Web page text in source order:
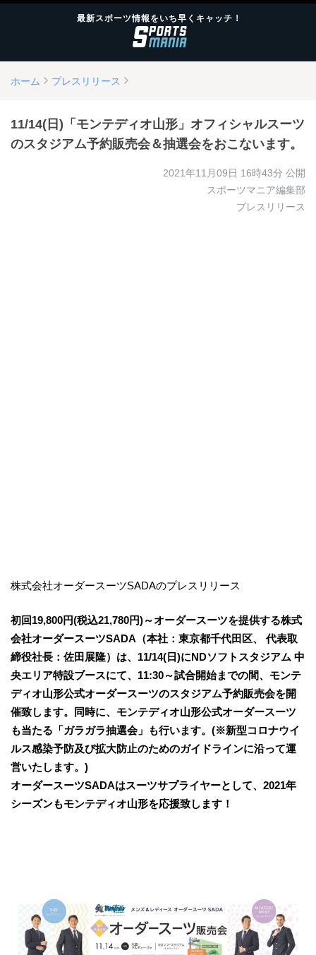
最新スポーツ情報をいち早くキャッチ！
ホーム プレスリリース
11/14(日)「モンテディオ山形」オフィシャルスーツ
のスタジアム予約販売会＆抽選会をおこないます。
2021年11月09日 16時43分 公開
スポーツマニア編集部
プレスリリース
株式会社オーダースーツSADAのプレスリリース
初回19,800円(税込21,780円)～オーダースーツを提供する株式
会社オーダースーツSADA（本社：東京都千代田区、 代表取
締役社長：佐田展隆）は、11/14(日)にNDソフトスタジアム 中
央エリア特設ブースにて、11:30～試合開始までの間、モンテ
ディオ山形公式オーダースーツのスタジアム予約販売会を開
催致します。同時に、モンテディオ山形公式オーダースーツ
も当たる「ガラガラ抽選会」も行います。(※新型コロナウイ
ルス感染予防及び拡大防止のためのガイドラインに沿って運
営いたします。)
オーダースーツSADAはスーツサプライヤーとして、2021年
シーズンもモンテディオ山形を応援致します！